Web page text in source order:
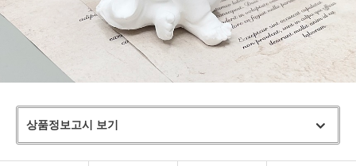
상품정보고시 보기